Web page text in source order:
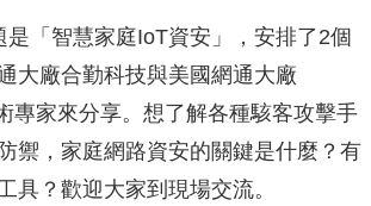
是「智慧家庭IoT資安」，安排了2個
大廠合勤科技與美國網通大廠
專家來分享。想了解各種駭客攻擊手
禦，家庭網路資安的關鍵是什麼？有
具？歡迎大家到現場交流。